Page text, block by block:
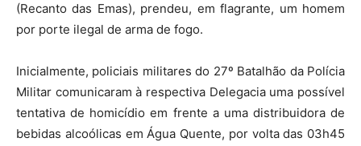
(Recanto das Emas), prendeu, em flagrante, um homem
por porte ilegal de arma de fogo.
Inicialmente, policiais militares do 27º Batalhão da Polícia
Militar comunicaram à respectiva Delegacia uma possível
tentativa de homicídio em frente a uma distribuidora de
bebidas alcoólicas em Água Quente, por volta das 03h45